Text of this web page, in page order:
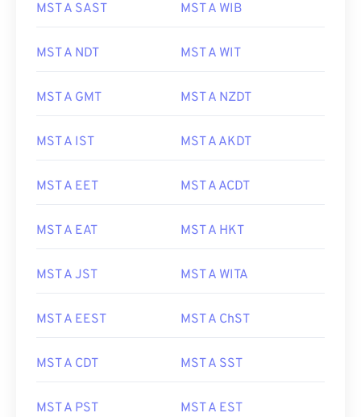
MST A SAST MST A WIB
MST A NDT MST A WIT
MST A GMT MST A NZDT
MST A IST MST A AKDT
MST A EET MST A ACDT
MST A EAT MST A HKT
MST A JST MST A WITA
MST A EEST MST A ChST
MST A CDT MST A SST
MST A PST MST A EST